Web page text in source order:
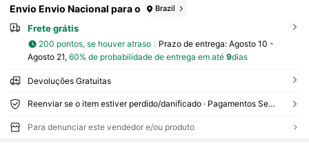
Envio Envio Nacional para o Brazil
Frete grátis
200 pontos, se houver atraso Prazo de entrega: Agosto 10 -
Agosto 21, 60% de probabilidade de entrega em até 9dias
Devoluções Gratuitas
Reenviar se o item estiver perdido/danificado · Pagamentos Seguros · Proteção de privacidade
Para denunciar este vendedor e/ou produto